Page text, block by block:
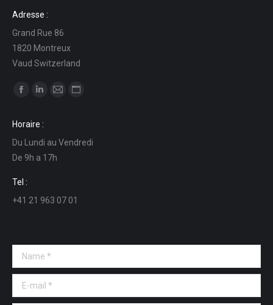
Adresse :
Grand Rue 86
1820 Montreux
Vaud Switzerland
Find us on:
opens
in
new
window
opens
in
new
in
in
Horaire :
Du Lundi au Vendredi
De 9h a 17h
Tel :
+41 21 963 07 01
Name *
E-mail *